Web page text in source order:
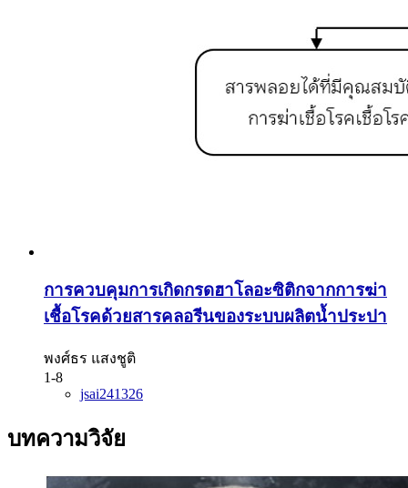
การควบคุมการเกิดกรดฮาโลอะซิติกจากการฆ่า
เชื้อโรคด้วยสารคลอรีนของระบบผลิตน้ำประปา
พงศ์ธร แสงชูติ
1-8
jsai241326
บทความวิจัย